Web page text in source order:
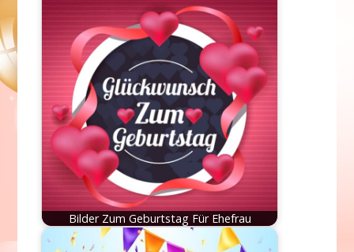
Bilder Zum Geburtstag Für Ehefrau